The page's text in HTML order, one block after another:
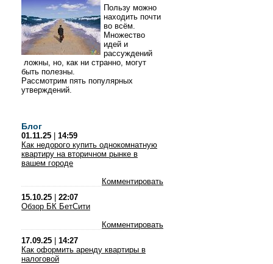
Пользу можно
находить почти
во всём.
Множество
идей и
рассуждений
ложны, но, как ни странно, могут
быть полезны.
Рассмотрим пять популярных
утверждений.
Блог
01.11.25
14:59
Как недорого купить однокомнатную
квартиру на вторичном рынке в
вашем городе
Комментировать
15.10.25
22:07
Обзор БК БетСити
Комментировать
17.09.25
14:27
Как оформить аренду квартиры в
налоговой